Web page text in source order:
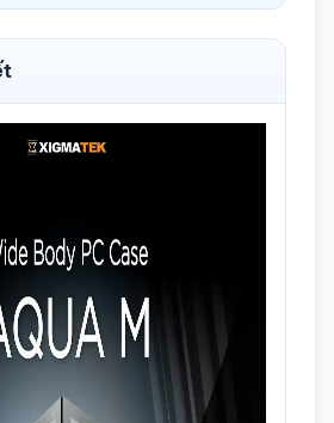
Audio)
trợ tản nhiệt CPU 160mm Hỗ trợ
330mm 2 MẶT KÍNH CƯỜNG LỰC